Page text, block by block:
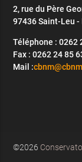
2, rue du Père
97436 Saint-Leu -
Téléphone : 0262
Fax : 0262 24 85
Mail :
©2026